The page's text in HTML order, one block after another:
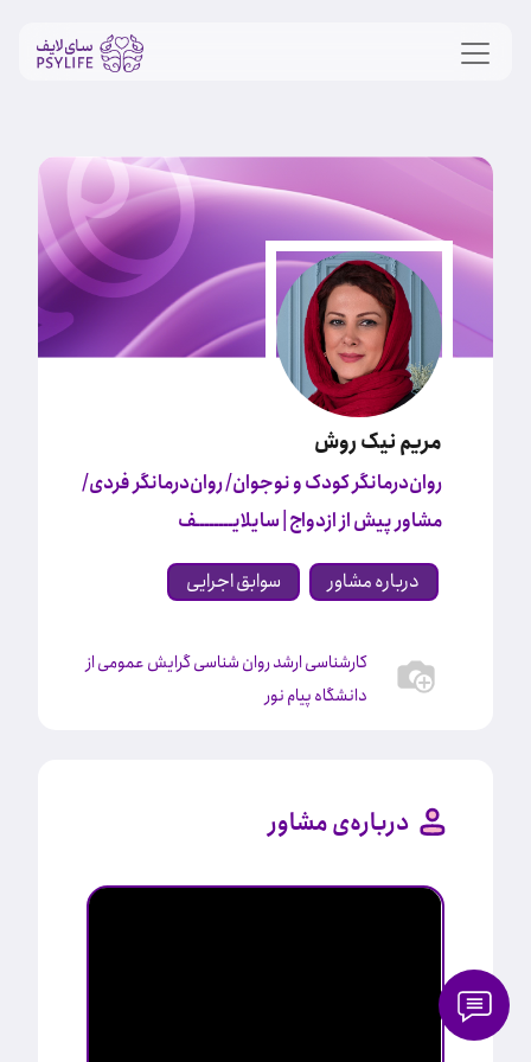
مریم نیک روش
روان‌درمانگر کودک و نوجوان/ روان‌درمانگر فردی/
مشاور پیش از ازدواج | سایلایــــــــف
درباره مشاور سوابق اجرایی
کارشناسی ارشد روان شناسی گرایش عمومی از
دانشگاه پیام نور
درباره‌ی مشاور